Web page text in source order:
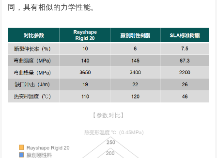
同，具有相似的力学性能。
【参数对比】